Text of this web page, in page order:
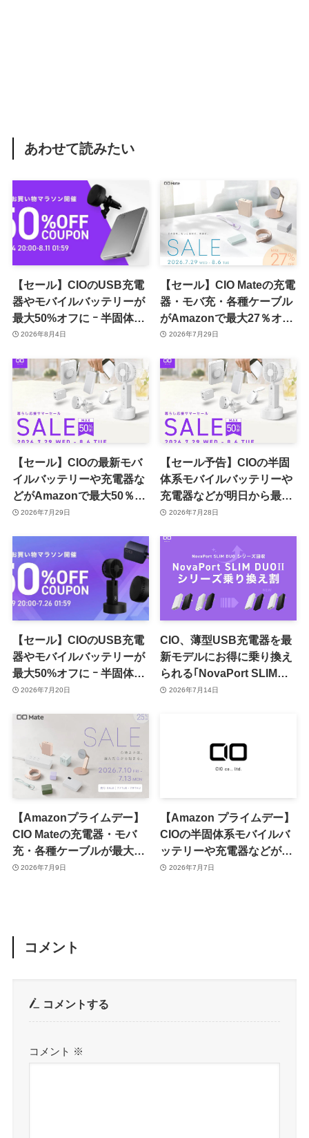
あわせて読みたい
【セール】CIOのUSB充電
器やモバイルバッテリーが
最大50%オフに ｰ 半固体系
セル採用バッテリーやハン
対象
2026年8月4日
【セール】CIO Mateの充電
器・モバ充・各種ケーブル
がAmazonで最大27％オフ
に2026年7月29日
【セール】CIOの最新モバ
イルバッテリーや充電器な
どがAmazonで最大50％オ
フに
2026年7月29日
【セール予告】CIOの半固
体系モバイルバッテリーや
充電器などが明日から最大
50％オフに
2026年7月28日
【セール】CIOのUSB充電
器やモバイルバッテリーが
最大50%オフに ｰ 半固体系
セル採用バッテリーや車載
象
2026年7月20日
CIO、薄型USB充電器を最
新モデルにお得に乗り換え
られる｢NovaPort SLIM
DUOⅡ乗り換え割｣を提供
2026年7月14日
【Amazonプライムデー】
CIO Mateの充電器・モバ
充・各種ケーブルが最大
47％オフに ｰ 過去最安値多
2026年7月9日
【Amazon プライムデー】
CIOの半固体系モバイルバ
ッテリーや充電器などが最
大50％オフに ｰ 最新製品も
2026年7月7日
コメント
コメントする
コメント ※